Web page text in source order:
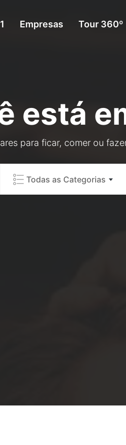
Empresas Tour 360º
está
para ficar, comer ou
Todas as Categorias